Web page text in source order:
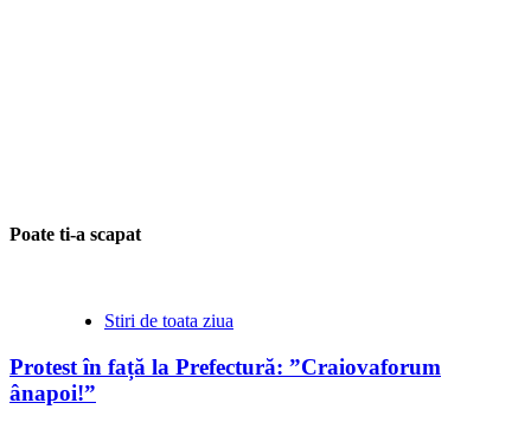
Poate ti-a scapat
Stiri de toata ziua
Protest în față la Prefectură: ”Craiovaforum
ânapoi!”